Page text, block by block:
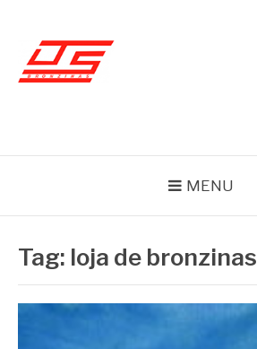
content
MENU
Tag: loja de bronzinas